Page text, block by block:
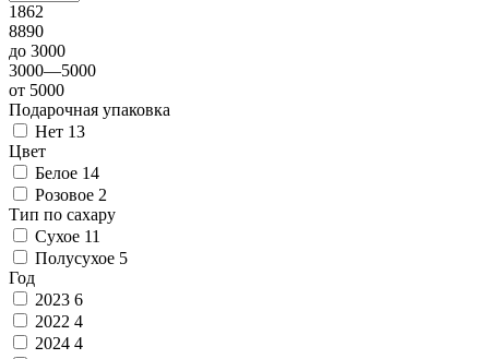
1862
8890
до 3000
3000—5000
от 5000
Подарочная упаковка
Нет 13
Цвет
Белое 14
Розовое 2
Тип по сахару
Сухое 11
Полусухое 5
Год
2023 6
2022 4
2024 4